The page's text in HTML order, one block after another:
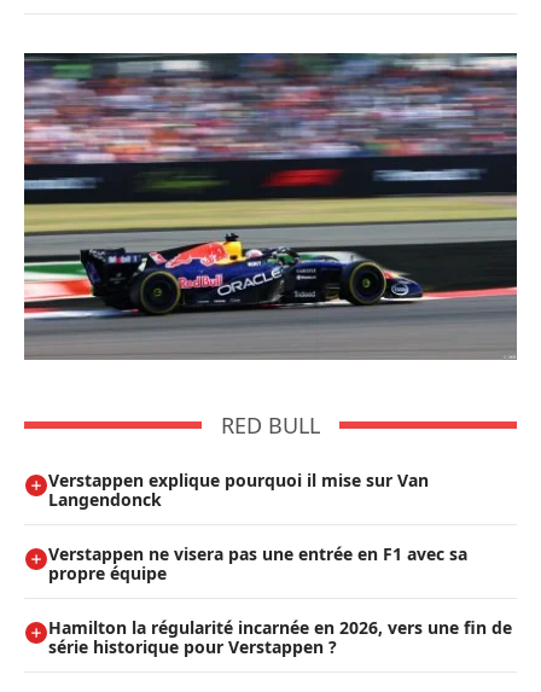
RED BULL
Verstappen explique pourquoi il mise sur Van
Langendonck
Verstappen ne visera pas une entrée en F1 avec sa
propre équipe
Hamilton la régularité incarnée en 2026, vers une fin de
série historique pour Verstappen ?